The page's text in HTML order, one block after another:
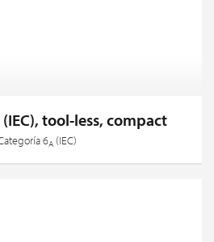
(IEC), tool-less, compact
6A (IEC)